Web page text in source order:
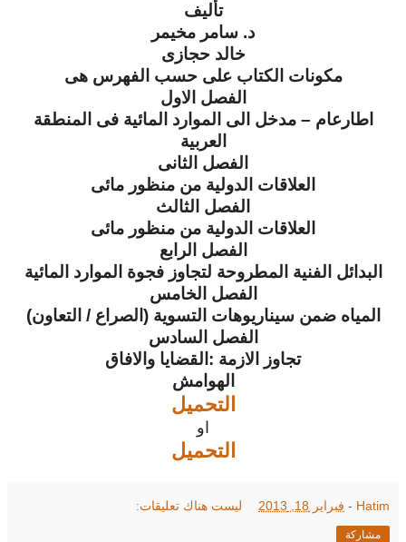
تأليف
د. سامر مخيمر
خالد حجازى
مكونات الكتاب على حسب الفهرس هى
الفصل الاول
اطارعام – مدخل الى الموارد المائية فى المنطقة
العربية
الفصل الثانى
العلاقات الدولية من منظور مائى
الفصل الثالث
العلاقات الدولية من منظور مائى
الفصل الرابع
البدائل الفنية المطروحة لتجاوز فجوة الموارد المائية
الفصل الخامس
المياه ضمن سيناريوهات التسوية (الصراع / التعاون)
الفصل السادس
تجاوز الازمة :القضايا والافاق
الهوامش
التحميل
او
التحميل
Hatim
- فبراير 18, 2013 ليست هناك تعليقات:
مشاركة